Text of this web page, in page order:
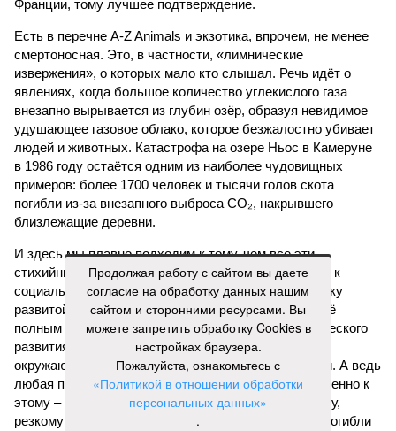
Франции, тому лучшее подтверждение.
Есть в перечне A-Z Animals и экзотика, впрочем, не менее
смертоносная. Это, в частности, «лимнические
извержения», о которых мало кто слышал. Речь идёт о
явлениях, когда большое количество углекислого газа
внезапно вырывается из глубин озёр, образуя невидимое
удушающее газовое облако, которое безжалостно убивает
людей и животных. Катастрофа на озере Ньос в Камеруне
в 1986 году остаётся одним из наиболее чудовищных
примеров: более 1700 человек и тысячи голов скота
погибли из-за внезапного выброса CO₂, накрывшего
близлежащие деревни.
И здесь мы плавно подходим к тому, чем все эти
стихийные бедствия могут закончиться. А именно – к
социальному коллапсу, то есть фактическому упадку
развитой цивилизации, зачастую с последующим её
полным уничтожением. Среди причин такого трагического
развития событий учёные называют деградацию
окружающей среды, истощение ресурсов и болезни. А ведь
любая природная катастрофа непременно ведёт именно к
этому – экономическому кризису, эпидемиям, голоду,
резкому сокращению численности населения. Так погибли
Продолжая работу с сайтом вы даете
согласие на обработку данных нашим
сайтом и сторонними ресурсами. Вы
можете запретить обработку Cookies в
настройках браузера.
Пожалуйста, ознакомьтесь с
«Политикой в отношении обработки
персональных данных»
.